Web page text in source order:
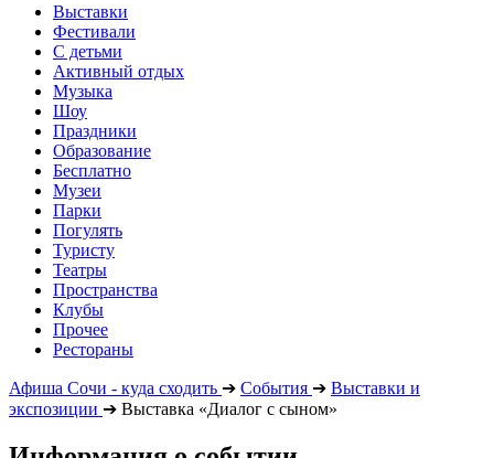
Выставки
Фестивали
С детьми
Активный отдых
Музыка
Шоу
Праздники
Образование
Бесплатно
Музеи
Парки
Погулять
Туристу
Театры
Пространства
Клубы
Прочее
Рестораны
Афиша Сочи - куда сходить ➔ События ➔ Выставки и
экспозиции ➔ Выставка «Диалог с сыном»